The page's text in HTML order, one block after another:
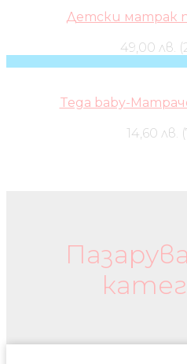
Детски матрак
49,00 лв.
Tega baby-
14,60 лв.